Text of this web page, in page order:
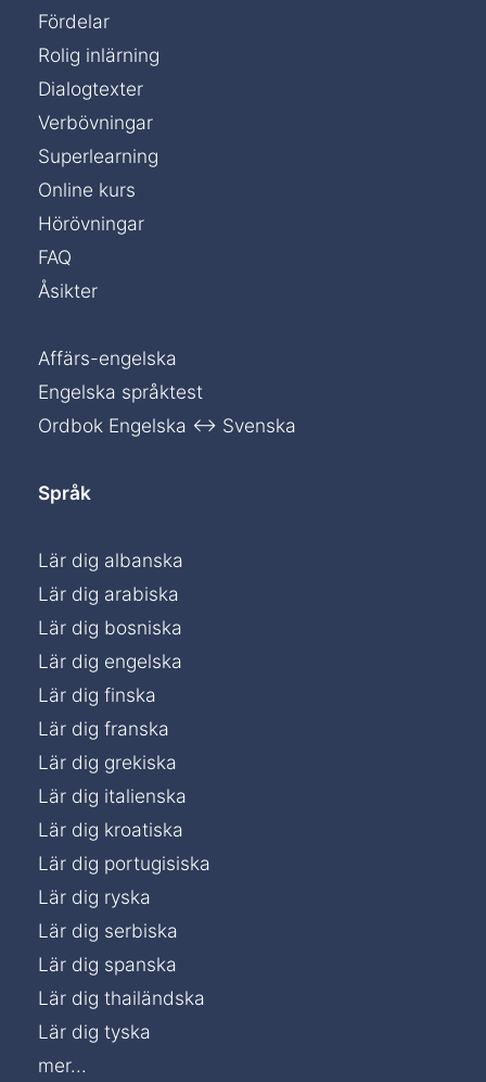
Fördelar
Rolig inlärning
Dialogtexter
Verbövningar
Superlearning
Online kurs
Hörövningar
FAQ
Åsikter
Affärs-engelska
Engelska språktest
Ordbok Engelska ↔ Svenska
Språk
Lär dig albanska
Lär dig arabiska
Lär dig bosniska
Lär dig engelska
Lär dig finska
Lär dig franska
Lär dig grekiska
Lär dig italienska
Lär dig kroatiska
Lär dig portugisiska
Lär dig ryska
Lär dig serbiska
Lär dig spanska
Lär dig thailändska
Lär dig tyska
mer...